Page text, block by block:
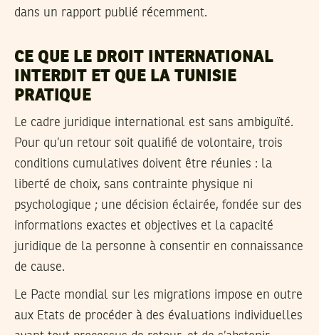
dans un rapport publié récemment.
CE QUE LE DROIT INTERNATIONAL
INTERDIT ET QUE LA TUNISIE
PRATIQUE
Le cadre juridique international est sans ambiguïté.
Pour qu’un retour soit qualifié de volontaire, trois
conditions cumulatives doivent être réunies : la
liberté de choix, sans contrainte physique ni
psychologique ; une décision éclairée, fondée sur des
informations exactes et objectives et la capacité
juridique de la personne à consentir en connaissance
de cause.
Le Pacte mondial sur les migrations impose en outre
aux Etats de procéder à des évaluations individuelles